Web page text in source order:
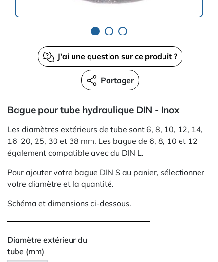
J'ai une question sur ce produit ?
Partager
Bague pour tube hydraulique DIN - Inox
Les diamètres extérieurs de tube sont 6, 8, 10, 12, 14,
16, 20, 25, 30 et 38 mm. Les bague de 6, 8, 10 et 12
également compatible avec du DIN L.
Pour ajouter votre bague DIN S au panier, sélectionner
votre diamètre et la quantité.
Schéma et dimensions ci-dessous.
Diamètre extérieur du
tube (mm)